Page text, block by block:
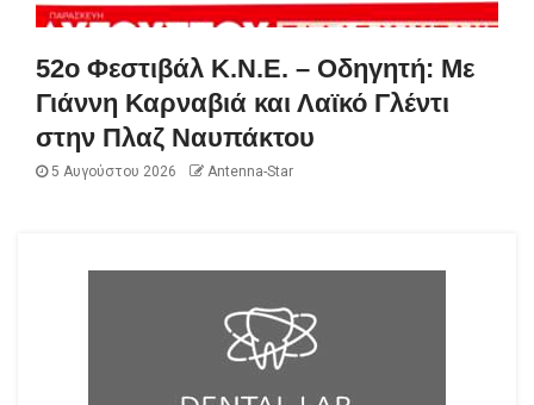
52ο Φεστιβάλ Κ.Ν.Ε. – Οδηγητή: Με
Γιάννη Καρναβιά και Λαϊκό Γλέντι
στην Πλαζ Ναυπάκτου
5 Αυγούστου 2026 Antenna-Star